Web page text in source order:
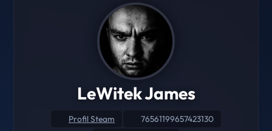
LeWitek James
Profil Steam
76561199657423130